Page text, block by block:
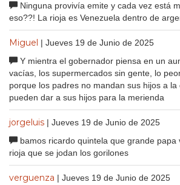
Ninguna provivía emite y cada vez está
eso??! La rioja es Venezuela dentro de
Miguel | Jueves 19 de Junio de 2025
Y mientra el gobernador piensa en un
vacías, los supermercados sin gente, lo
porque los padres no mandan sus hijos a
pueden dar a sus hijos para la merienda
jorgeluis | Jueves 19 de Junio de 2025
bamos ricardo quintela que grande papa
rioja que se jodan los gorilones
verguenza | Jueves 19 de Junio de 2025